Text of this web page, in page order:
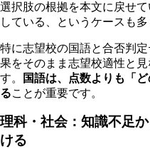
選択肢の根拠を本文に戻せ
している、というケースも多
特に志望校の国語と合否判
果をそのまま志望校適性と
す。
国語は、点数よりも「
ることが重要です。
理科・社会：知識不足
ける